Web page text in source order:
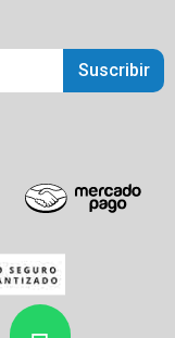
Suscribir